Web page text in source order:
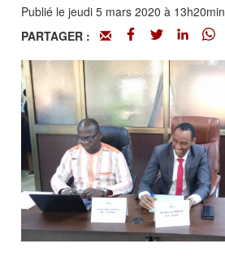
Publié le jeudi 5 mars 2020 à 13h20min
PARTAGER :